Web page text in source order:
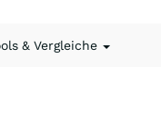
& Vergleiche